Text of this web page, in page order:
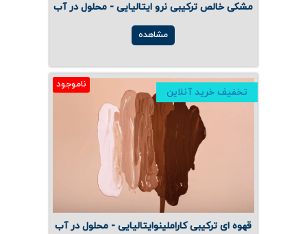
مشکی خالص ترکیبی نرو ایتالیایی - محلول در آب
مشاهده
ناموجود
تخفیف خرید آنلاین
قهوه ای ترکیبی کاراملینوایتالیایی - محلول در آب